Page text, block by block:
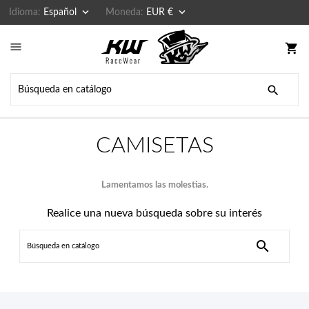
Idioma: Español  Moneda: EUR € 
 shopping_cart

CAMISETAS
Lamentamos las molestias.
Realice una nueva búsqueda sobre su interés
